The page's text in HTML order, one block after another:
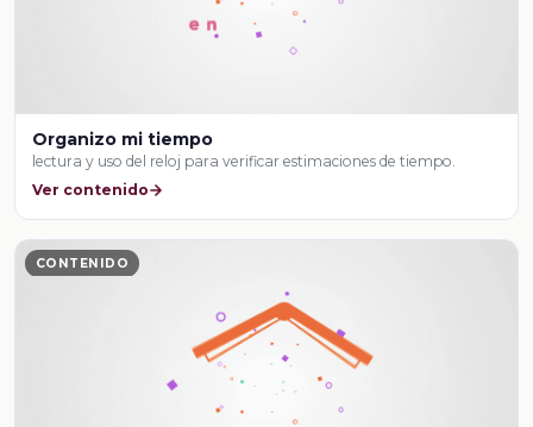
Organizo mi tiempo
lectura y uso del reloj para verificar estimaciones de tiempo.
Ver contenido
CONTENIDO